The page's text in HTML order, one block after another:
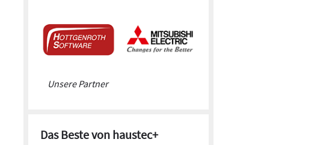
Unsere Partner
Das Beste von haustec+